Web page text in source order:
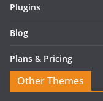
Plugins
Blog
Plans & Pricing
Other Themes